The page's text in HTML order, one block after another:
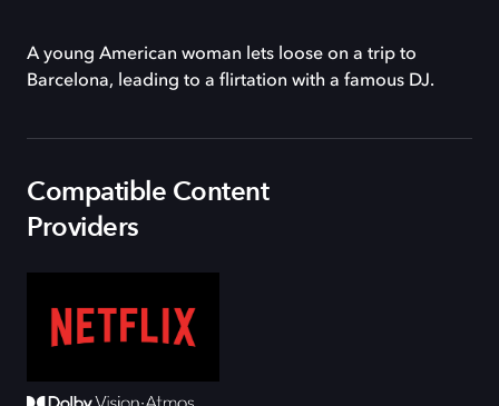
A young American woman lets loose on a trip to
Barcelona, leading to a flirtation with a famous DJ.
Compatible Content
Providers